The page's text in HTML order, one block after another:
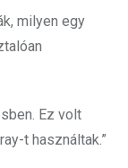
milyen egy
Ez volt
t használtak.”